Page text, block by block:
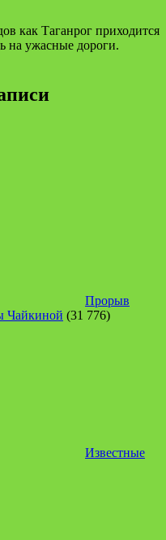
как Таганрог приходится
на ужасные дороги.
Прорыв
Чайкиной (31 776)
Известные